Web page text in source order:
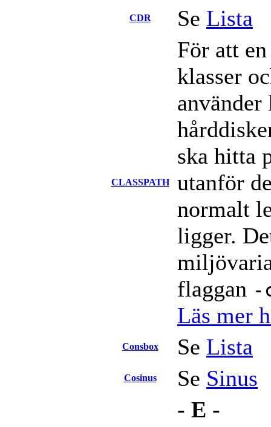
CDR Se Lista
CLASSPATH
För att
klasser
ska hitta
utanför
normalt
ligger.
flaggan -
Läs mer
Consbox Se Lista
Cosinus Se Sinus
- E -